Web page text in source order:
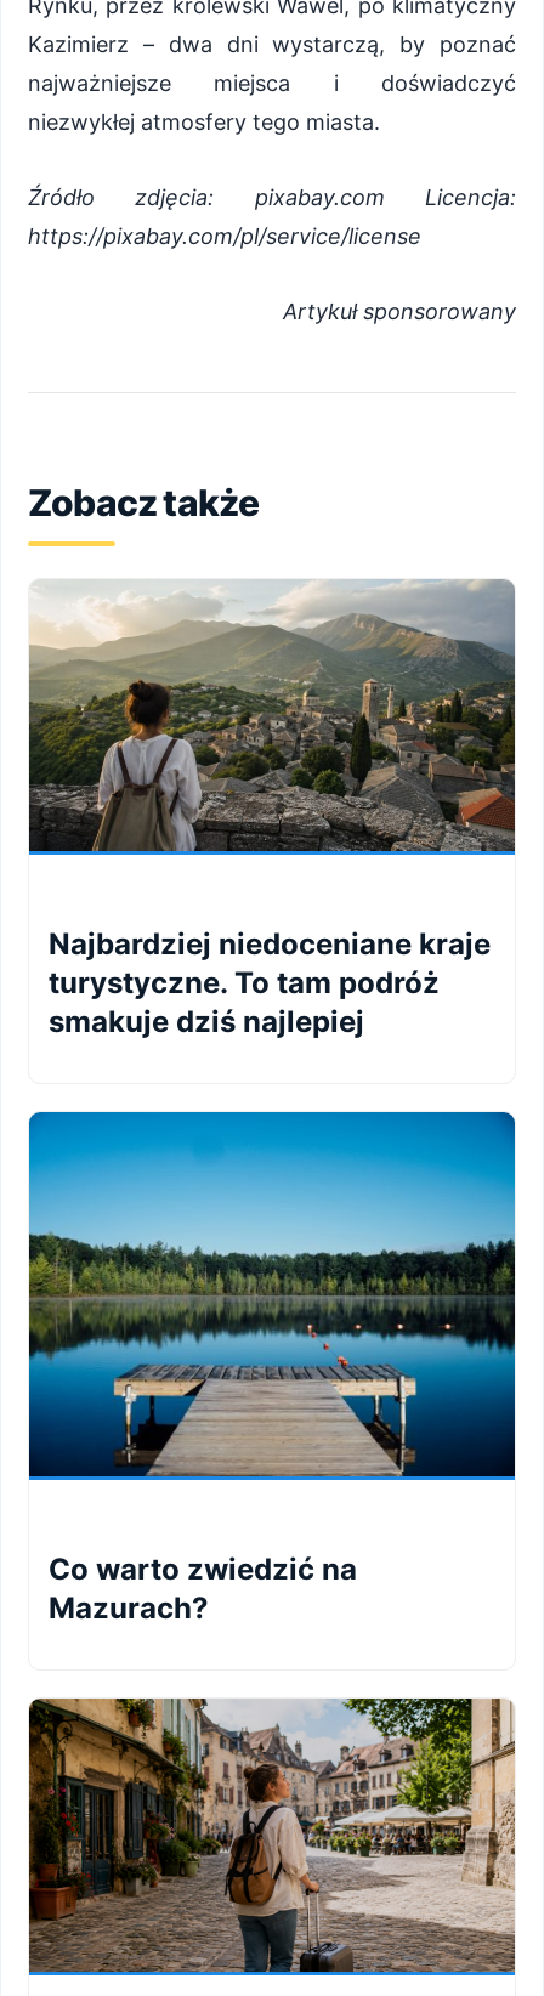
Kazimierz – dwa dni wystarczą, by poznać
najważniejsze miejsca i doświadczyć
niezwykłej atmosfery tego miasta.
Źródło zdjęcia: pixabay.com Licencja:
https://pixabay.com/pl/service/license
Artykuł sponsorowany
Zobacz także
Najbardziej niedoceniane kraje
turystyczne. To tam podróż
smakuje dziś najlepiej
Co warto zwiedzić na
Mazurach?